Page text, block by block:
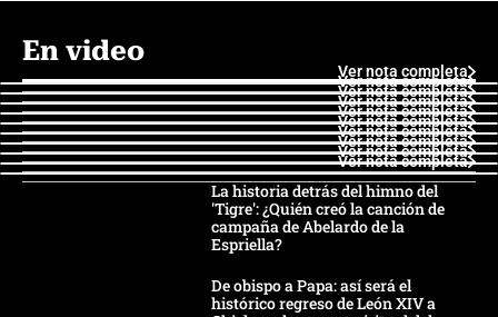
En video
Ver nota completa
Ver nota completa
Ver nota completa
Ver nota completa
Ver nota completa
Ver nota completa
Ver nota completa
Ver nota completa
Ver nota completa
Ver nota completa
La historia detrás del himno del
'Tigre': ¿Quién creó la canción de
campaña de Abelardo de la
Espriella?
De obispo a Papa: así será el
histórico regreso de León XIV a